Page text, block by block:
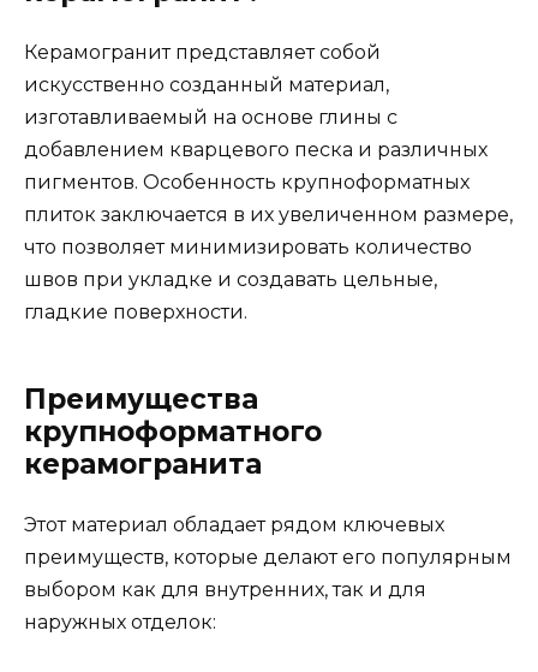
Керамогранит представляет собой
искусственно созданный материал,
изготавливаемый на основе глины с
добавлением кварцевого песка и различных
пигментов. Особенность крупноформатных
плиток заключается в их увеличенном размере,
что позволяет минимизировать количество
швов при укладке и создавать цельные,
гладкие поверхности.
Преимущества
крупноформатного
керамогранита
Этот материал обладает рядом ключевых
преимуществ, которые делают его популярным
выбором как для внутренних, так и для
наружных отделок: